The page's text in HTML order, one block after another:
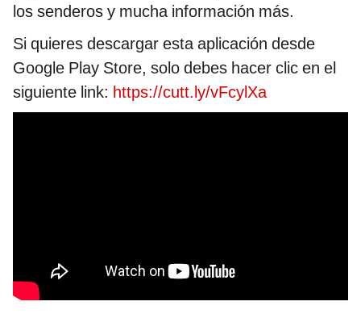
los senderos y mucha información más.
Si quieres descargar esta aplicación desde
Google Play Store, solo debes hacer clic en el
siguiente link: https://cutt.ly/vFcylXa